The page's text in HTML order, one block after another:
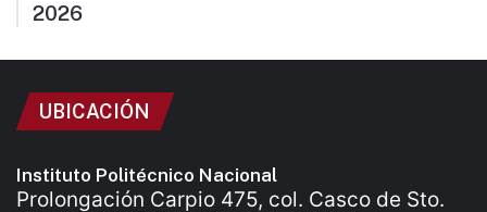
2026
UBICACIÓN
Instituto Politécnico Nacional
Prolongación Carpio 475, col. Casco de Sto.